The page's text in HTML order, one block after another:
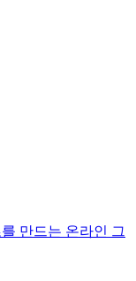
만드는 온라인 그